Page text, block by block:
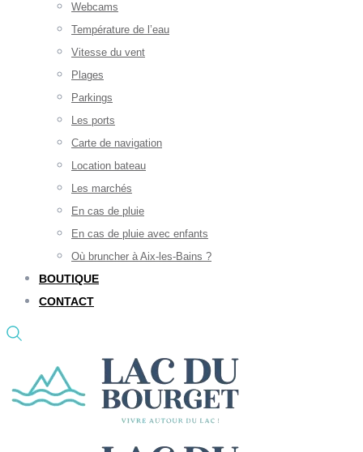
Webcams
Température de l’eau
Vitesse du vent
Plages
Parkings
Les ports
Carte de navigation
Location bateau
Les marchés
En cas de pluie
En cas de pluie avec enfants
Où bruncher à Aix-les-Bains ?
BOUTIQUE
CONTACT